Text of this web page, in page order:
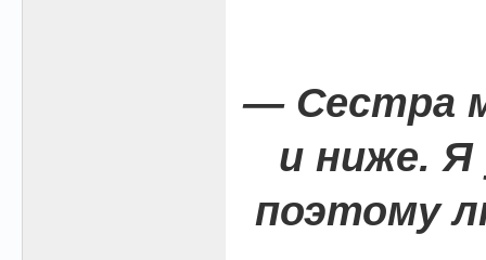
— Сестра
и ниже. Я
поэтому